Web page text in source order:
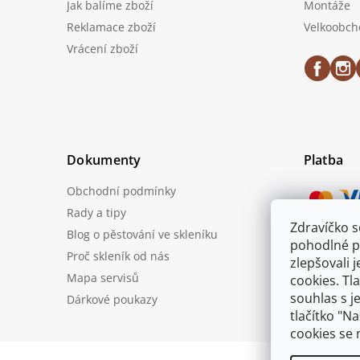
Zdravíčko
pohodlné
zlepšovali
cookies.
souhlas s
tlačítko
cookies se
Jak balíme zboží
Reklamace zboží
Vrácení zboží
Montáže
Dokumenty
Obchodní podmínky
Rady a tipy
Blog o pěstování ve skleníku
Proč skleník od nás
Mapa servisů
Dárkové poukazy
Platba